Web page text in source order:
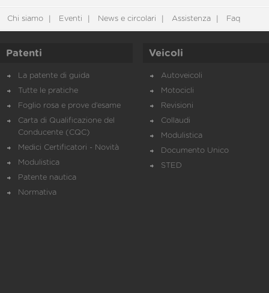
Chi siamo Eventi News e circolari Assistenza Faq
Patenti
La patente di guida
Tutte le pratiche
Foglio rosa e prove d’esame
Carta di Qualificazione del
Conducente (CQC)
Medici Certificatori - Novità
Modulistica
Patente nautica
Normativa
Veicoli
Autoveicoli
Motocicli
Revisioni
Collaudi
Modulistica
Documento Unico
STED